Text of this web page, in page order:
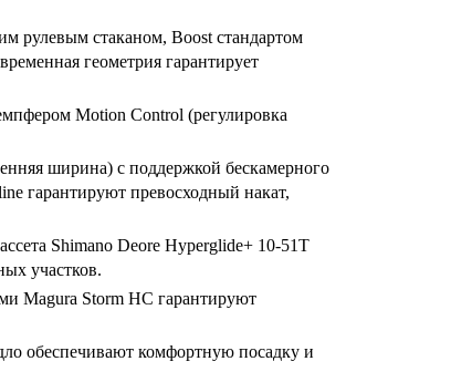
рулевым стаканом, Boost стандартом
геометрия гарантирует
Motion Control (регулировка
ширина) с поддержкой бескамерного
гарантируют превосходный накат,
Shimano Deore Hyperglide+ 10-51T
участков.
Magura Storm HC гарантируют
обеспечивают комфортную посадку и